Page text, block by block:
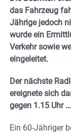
das Fahrzeug
Jährige jedoch
wurde ein
Verkehr sowie
eingeleitet.
Der nächste
ereignete sich
gegen 1.15 Uhr …
Ein 60-Jähriger